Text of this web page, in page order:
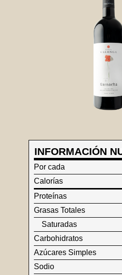
INFORMACIÓN
Por cada
Calorías
Proteínas
Grasas Totales
Saturadas
Carbohidratos
Azúcares Simples
Sodio